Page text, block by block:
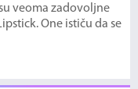
veoma zadovoljne
One ističu da se